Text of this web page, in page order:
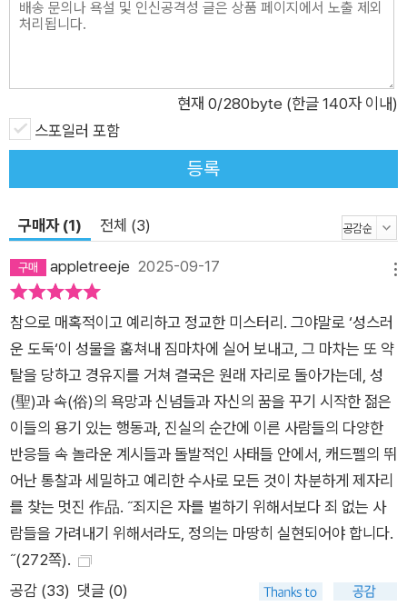
간의 존재 의미를 탐구함으로써, 추리소설을 탐독하는 독자에게
라는 데 있다. 소설의 시대적 배경은 스티븐 국왕과 모드 황후 사
이의 왕위 계승 내전으로 혼란스러웠던 12세기 중세 잉글랜드로,
정치적 음모와 전쟁의 여파가 사회 전반에 스며들어 소설 속 사건
들을 일으키고, 전쟁과 혼란 속에서도 평화와 정의를 추구하던 캐
주도하는 캐드펠 수사는 완전무결한 순백의 성직자라기보다는
력과 과감한 행동력을 발휘하면서도 연민이 가득한 시선으로 인
간 존재의 불완전함을 끌어안으며, 인간의 심리, 선과 악, 정의와
용서의 복잡한 본질을 탐구한다. 이러한 캐드펠 수사의 인간적 면
모는 단순한 사건 해결을 넘어 죄와 용서, 정의와 자비 등 삶의 가
치에 대한 근본적인 질문을 던진다. 캐드펠 수사가 신념과 연민
사이에서 매순간 갈등할 때마다 독자들도 그 고뇌를 함께 느낄 수
밖에 없다. 캐드펠 수사 시리즈가 인문학적 성찰까지 아우르는 역
사추리소설의 원형이자 ‘지적 미스터리’ 고전으로 자리매김되는
것은 이 같은 특성 때문이다. ‘캐드펠 수사 시리즈’는 미국, 프랑
스, 일본 등 22개국에서 번역 소개된 밀리언셀러로, 영국 BBC에
서 드라마화되기도 했다. 장장 18년 동안의 집필 끝에 1994년에
완성됐으며, 국내에선 1997년에 처음 소개됐다. 이번에 새롭게
출간되는 개정판은 쉽게 읽히는 문장, 긴박하게 전개되는 스토리,
현재 0/280byte (한글 140자 이내)
스포일러 포함
등록
구매자 (1) 전체 (3)
appletreeje 2025-09-17
참으로 매혹적이고 예리하고 정교한 미스터리. 그야말로 ‘성스러
운 도둑‘이 성물을 훔쳐내 짐마차에 실어 보내고, 그 마차는 또 약
탈을 당하고 경유지를 거쳐 결국은 원래 자리로 돌아가는데, 성
(聖)과 속(俗)의 욕망과 신념들과 자신의 꿈을 꾸기 시작한 젊은
이들의 용기 있는 행동과, 진실의 순간에 이른 사람들의 다양한
반응들 속 놀라운 계시들과 돌발적인 사태들 안에서, 캐드펠의 뛰
어난 통찰과 세밀하고 예리한 수사로 모든 것이 차분하게 제자리
를 찾는 멋진 作品. ˝죄지은 자를 벌하기 위해서보다 죄 없는 사
람들을 가려내기 위해서라도, 정의는 마땅히 실현되어야 합니다.
˝(272쪽).
공감 (33) 댓글 (0)